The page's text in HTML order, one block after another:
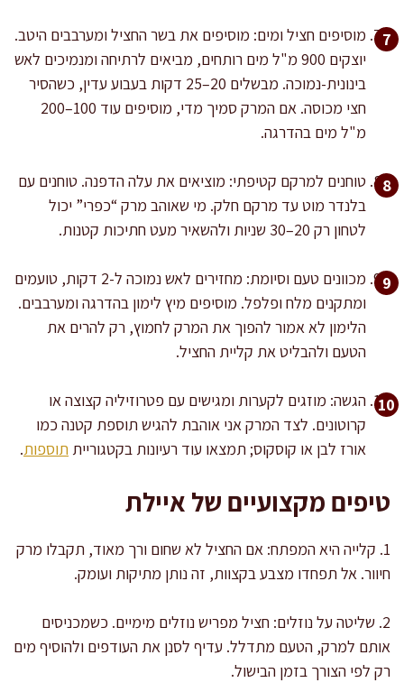
מוסיפים חציל ומים: מוסיפים את בשר החציל ומערבבים היטב.
יוצקים 900 מ"ל מים רותחים, מביאים לרתיחה ומנמיכים לאש
בינונית-נמוכה. מבשלים 20–25 דקות בעבוע עדין, כשהסיר
חצי מכוסה. אם המרק סמיך מדי, מוסיפים עוד 100–200
מ"ל מים בהדרגה.
טוחנים למרקם קטיפתי: מוציאים את עלה הדפנה. טוחנים עם
בלנדר מוט עד מרקם חלק. מי שאוהב מרק “כפרי” יכול
לטחון רק 20–30 שניות ולהשאיר מעט חתיכות קטנות.
מכוונים טעם וסיומת: מחזירים לאש נמוכה ל-2 דקות, טועמים
ומתקנים מלח ופלפל. מוסיפים מיץ לימון בהדרגה ומערבבים.
הלימון לא אמור להפוך את המרק לחמוץ, רק להרים את
הטעם ולהבליט את קליית החציל.
הגשה: מוזגים לקערות ומגישים עם פטרוזיליה קצוצה או
קרוטונים. לצד המרק אני אוהבת להגיש תוספת קטנה כמו
אורז לבן או קוסקוס; תמצאו עוד רעיונות בקטגוריית תוספות.
טיפים מקצועיים של איילת
1. קלייה היא המפתח: אם החציל לא שחום ורך מאוד, תקבלו מרק
חיוור. אל תפחדו מצבע בקצוות, זה נותן מתיקות ועומק.
2. שליטה על נוזלים: חציל מפריש נוזלים מימיים. כשמכניסים
אותם למרק, הטעם מתדלל. עדיף לסנן את העודפים ולהוסיף מים
רק לפי הצורך בזמן הבישול.